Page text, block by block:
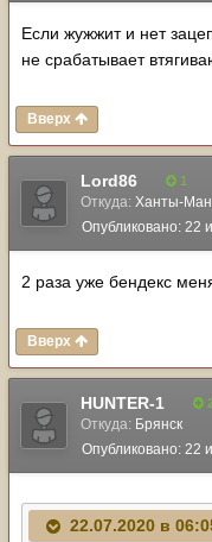
Если жужжит и нет
не срабатывает
Вверх
Lord86 1
Откуда: Ханты-
Опубликовано: 22
2 раза уже бендекс
Вверх
HUNTER-1
Откуда: Брянск
Опубликовано: 22
22.07.2020 в